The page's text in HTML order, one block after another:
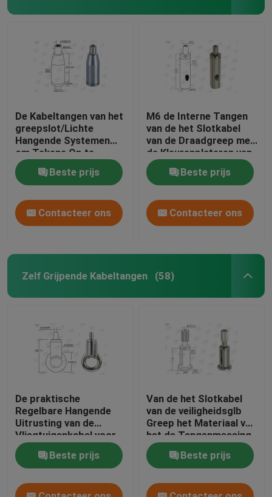
De Kabeltangen van het
greepslot/Lichte
Hangende Systemen
om Tekens Op te
schorten
Beste prijs
Contacteer ons
M6 de Interne Tangen
van de het Slotkabel
van de Draadgreep met
de Kleurenplateren van
Nikkelchrome
Beste prijs
Contacteer ons
Zelf Grijpende Kabeltangen (58)
De praktische
Regelbare Hangende
Uitrusting van de
Vliegtuigenkabel voor
Architecturale
VerlichtingBeste prijs
Van de het Slotkabel
van de veiligheidsglb
Greep het Materiaal van
het de Tangenmessing
Regelbaar voor
OpschortingBeste prijs